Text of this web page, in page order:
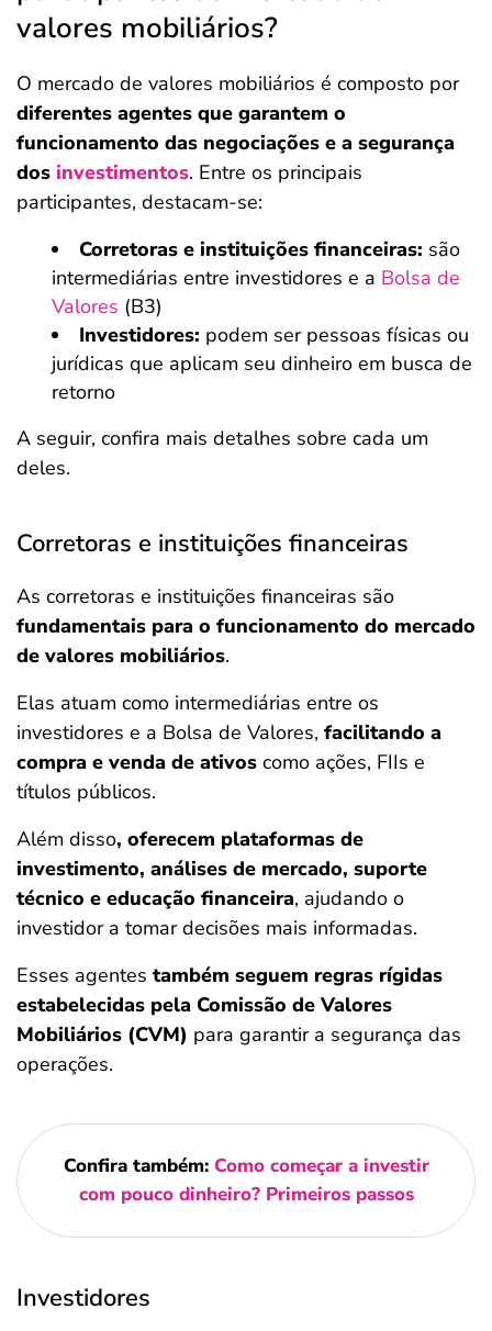
valores mobiliários?
O mercado de valores mobiliários é composto por
diferentes agentes que garantem o
funcionamento das negociações e a segurança
dos investimentos. Entre os principais
participantes, destacam-se:
Corretoras e instituições financeiras: são
intermediárias entre investidores e a Bolsa de
Valores (B3)
Investidores: podem ser pessoas físicas ou
jurídicas que aplicam seu dinheiro em busca de
retorno
A seguir, confira mais detalhes sobre cada um
deles.
Corretoras e instituições financeiras
As corretoras e instituições financeiras são
fundamentais para o funcionamento do mercado
de valores mobiliários.
Elas atuam como intermediárias entre os
investidores e a Bolsa de Valores, facilitando a
compra e venda de ativos como ações, FIIs e
títulos públicos.
Além disso, oferecem plataformas de
investimento, análises de mercado, suporte
técnico e educação financeira, ajudando o
investidor a tomar decisões mais informadas.
Esses agentes também seguem regras rígidas
estabelecidas pela Comissão de Valores
Mobiliários (CVM) para garantir a segurança das
operações.
Confira também: Como começar a investir
com pouco dinheiro? Primeiros passos
Investidores